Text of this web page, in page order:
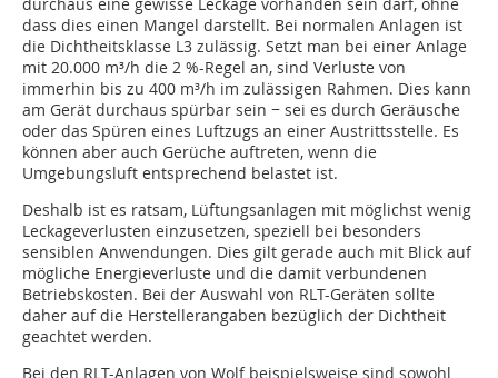
durchaus eine gewisse Leckage vorhanden sein darf, ohne
dass dies einen Mangel darstellt. Bei normalen Anlagen ist
die Dichtheitsklasse L3 zulässig. Setzt man bei einer Anlage
mit 20.000 m³/h die 2 %-Regel an, sind Verluste von
immerhin bis zu 400 m³/h im zulässigen Rahmen. Dies kann
am Gerät durchaus spürbar sein − sei es durch Geräusche
oder das Spüren eines Luftzugs an einer Austrittsstelle. Es
können aber auch Gerüche auftreten, wenn die
Umgebungsluft entsprechend belastet ist.
Deshalb ist es ratsam, Lüftungsanlagen mit möglichst wenig
Leckageverlusten einzusetzen, speziell bei besonders
sensiblen Anwendungen. Dies gilt gerade auch mit Blick auf
mögliche Energieverluste und die damit verbundenen
Betriebskosten. Bei der Auswahl von RLT-Geräten sollte
daher auf die Herstellerangaben bezüglich der Dichtheit
geachtet werden.
Bei den RLT-Anlagen von Wolf beispielsweise sind sowohl